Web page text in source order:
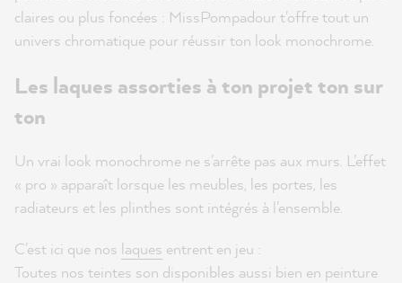
claires ou plus foncées : MissPompadour t'offre tout un
univers chromatique pour réussir ton look monochrome.
Les laques assorties à ton projet ton sur
ton
Un vrai look monochrome ne s'arrête pas aux murs. L'effet
« pro » apparaît lorsque les meubles, les portes, les
radiateurs et les plinthes sont intégrés à l'ensemble.
C'est ici que nos laques entrent en jeu :
Toutes nos teintes son disponibles aussi bien en peinture